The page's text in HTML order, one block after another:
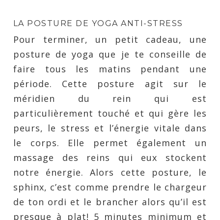
LA POSTURE DE YOGA ANTI-STRESS
Pour terminer, un petit cadeau, une
posture de yoga que je te conseille de
faire tous les matins pendant une
période. Cette posture agit sur le
méridien du rein qui est
particulièrement touché et qui gère les
peurs, le stress et l’énergie vitale dans
le corps. Elle permet également un
massage des reins qui eux stockent
notre énergie. Alors cette posture, le
sphinx, c’est comme prendre le chargeur
de ton ordi et le brancher alors qu’il est
presque à plat! 5 minutes minimum et